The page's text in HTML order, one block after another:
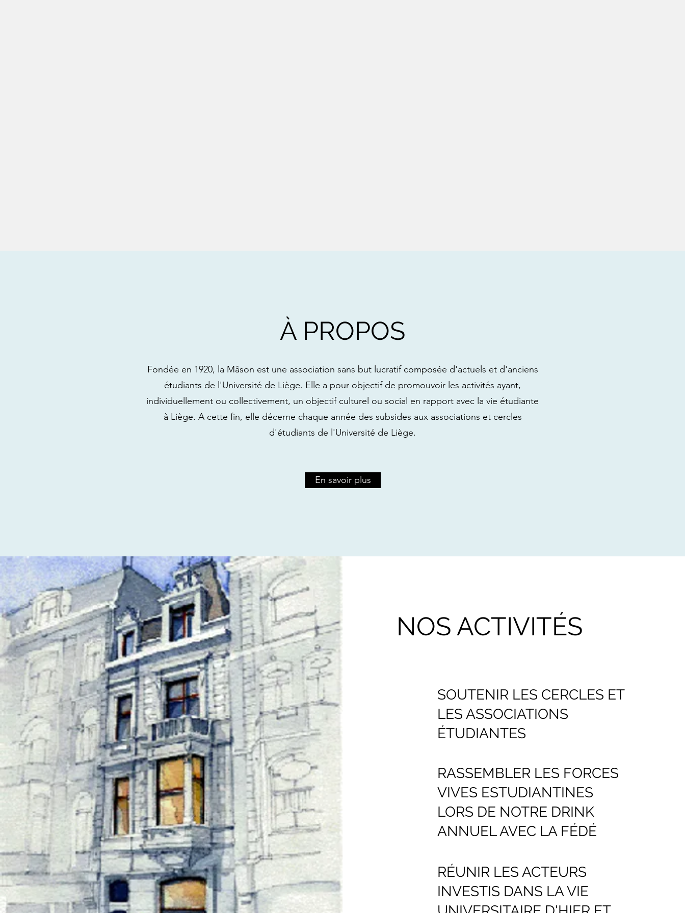
À PROPOS
Fondée en 1920, la Mâson est une association sans but lucratif composée d'actuels et d'anciens
étudiants de l'Université de Liège. Elle a pour objectif de promouvoir les activités ayant,
individuellement ou collectivement, un objectif culturel ou social en rapport avec la vie étudiante
à Liège. A cette fin, elle décerne chaque année des subsides aux associations et cercles
d'étudiants de l'Université de Liège.
En savoir plus
NOS ACTIVITÉS
SOUTENIR LES CERCLES ET
LES ASSOCIATIONS
ÉTUDIANTES
RASSEMBLER LES FORCES
VIVES ESTUDIANTINES
LORS DE NOTRE DRINK
ANNUEL AVEC LA FÉDÉ
RÉUNIR LES ACTEURS
INVESTIS DANS LA VIE